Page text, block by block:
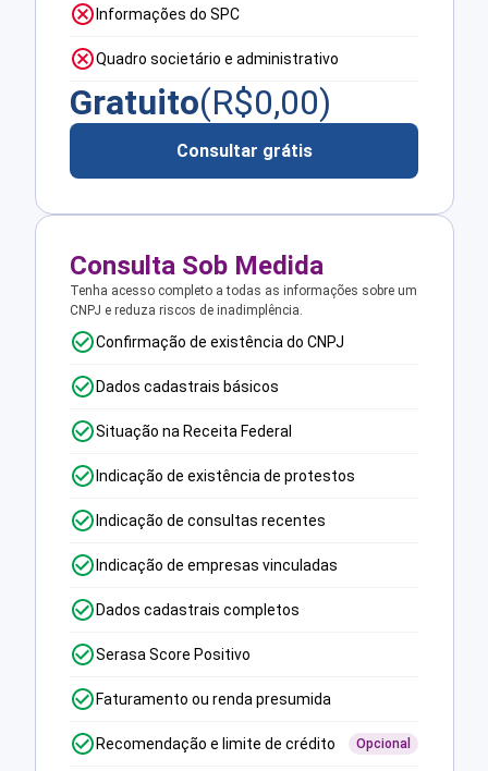
Informações do SPC
Quadro societário e administrativo
Gratuito(R$0,00)
Consultar grátis
Consulta Sob Medida
Tenha acesso completo a todas as informações sobre um
CNPJ e reduza riscos de inadimplência.
Confirmação de existência do CNPJ
Dados cadastrais básicos
Situação na Receita Federal
Indicação de existência de protestos
Indicação de consultas recentes
Indicação de empresas vinculadas
Dados cadastrais completos
Serasa Score Positivo
Faturamento ou renda presumida
Recomendação e limite de crédito Opcional